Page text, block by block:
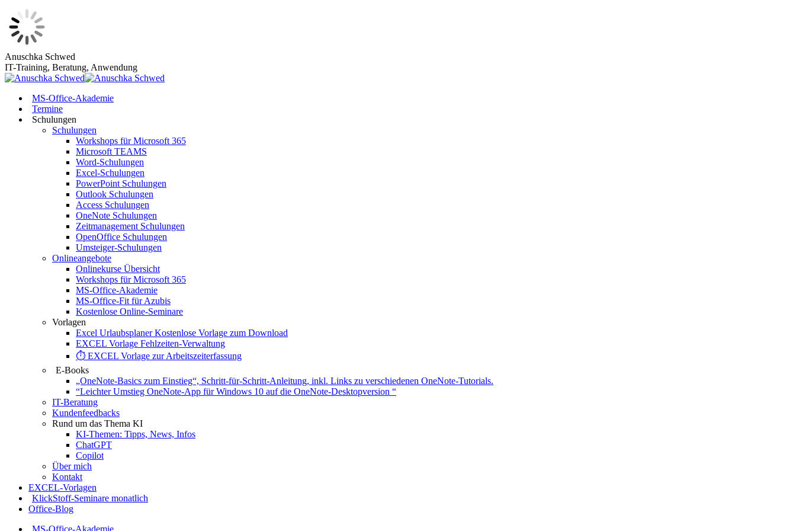
Zum
Inhalt
springen
Anuschka Schwed
IT-Training, Beratung, Anwendung
MS-Office-Akademie
Termine
Schulungen
Schulungen
Workshops für Microsoft 365
Microsoft TEAMS
Word-Schulungen
Excel-Schulungen
PowerPoint Schulungen
Outlook Schulungen
Access Schulungen
OneNote Schulungen
Zeitmanagement Schulungen
OpenOffice Schulungen
Umsteiger-Schulungen
Onlineangebote
Onlinekurse Übersicht
Workshops für Microsoft 365
MS-Office-Akademie
MS-Office-Fit für Azubis
Kostenlose Online-Seminare
Vorlagen
Excel Urlaubsplaner Kostenlose Vorlage zum Download
EXCEL Vorlage Fehlzeiten-Verwaltung
⏱️ EXCEL Vorlage zur Arbeitszeiterfassung
E-Books
„OneNote-Basics zum Einstieg“, Schritt-für-Schritt-Anleitung, inkl. Links zu verschiedenen OneNote-Tutorials.
“Leichter Umstieg OneNote-App für Windows 10 auf die OneNote-Desktopversion “
IT-Beratung
Kundenfeedbacks
Rund um das Thema KI
KI-Themen: Tipps, News, Infos
ChatGPT
Copilot
Über mich
Kontakt
EXCEL-Vorlagen
KlickStoff-Seminare monatlich
Office-Blog
MS-Office-Akademie